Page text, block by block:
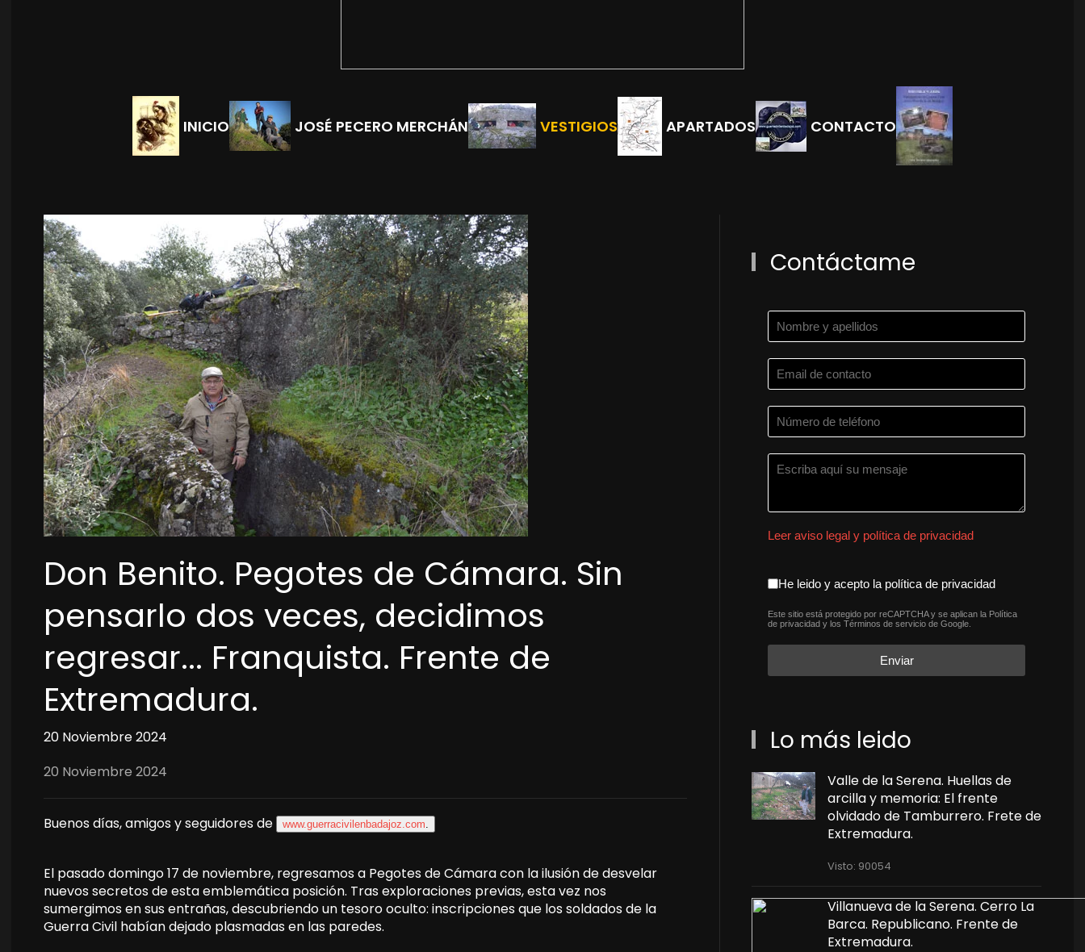
INICIO JOSÉ PECERO MERCHÁN VESTIGIOS APARTADOS CONTACTO
Don Benito. Pegotes de Cámara. Sin
pensarlo dos veces, decidimos
regresar... Franquista. Frente de
Extremadura.
20 Noviembre 2024
20 Noviembre 2024
Buenos días, amigos y seguidores de www.guerracivilenbadajoz.com.
El pasado domingo 17 de noviembre, regresamos a Pegotes de Cámara con la ilusión de desvelar
nuevos secretos de esta emblemática posición. Tras exploraciones previas, esta vez nos
sumergimos en sus entrañas, descubriendo un tesoro oculto: inscripciones que los soldados de la
Guerra Civil habían dejado plasmadas en las paredes.
Contáctame
Leer aviso legal y política de privacidad
aceptacion política de
He leido y acepto la política de privacidad
reCAPTCHA*
Este sitio está protegido por reCAPTCHA y se aplican la Política
de privacidad y losTérminos de servicio de Google.
Enviar
Lo más leido
Valle de la Serena. Huellas de
arcilla y memoria: El frente
olvidado de Tamburrero. Frete de
Extremadura.
Visto: 90054
Villanueva de la Serena. Cerro La
Barca. Republicano. Frente de
Extremadura.